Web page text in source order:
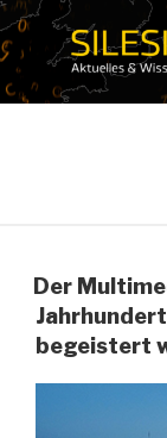
Zum
Inhalt
springen
Der
begeistert